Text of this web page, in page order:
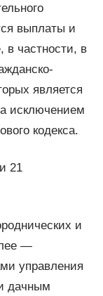
выплаты и
в частности, в
является
исключением
кодекса.
21
и
—
управления
дачным